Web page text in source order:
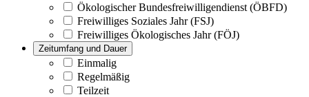
Ökologischer Bundesfreiwilligendienst (ÖBFD)
Freiwilliges Soziales Jahr (FSJ)
Freiwilliges Ökologisches Jahr (FÖJ)
Zeitumfang und Dauer
Einmalig
Regelmäßig
Teilzeit